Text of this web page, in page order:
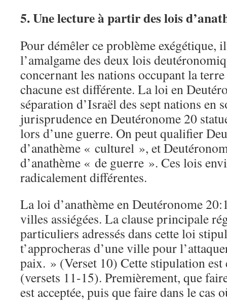
5. Une lecture à partir des lois
Pour démêler ce problème exégétique,
l’amalgame des deux lois
concernant les nations occupant la
chacune est différente. La loi en
séparation d’Israël des sept nations en
jurisprudence en Deutéronome 20
lors d’une guerre. On peut qualifier
d’anathème « culturel », et
d’anathème « de guerre ». Ces lois
radicalement différentes.
La loi d’anathème en Deutéronome
villes assiégées. La clause principale
particuliers adressés dans cette loi
t’approcheras d’une ville pour
paix. » (Verset 10) Cette stipulation est
(versets 11-15). Premièrement, que
est acceptée, puis que faire dans le cas